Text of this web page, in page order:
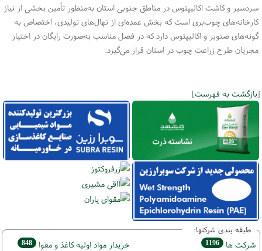
سردسیر و کاشت اکالیپتوس در مناطق جنوبی استان به‌منظور تأمین بخشی از نیاز
کارخانه‌های چوب‌بری است که بخش عمده‌ای از نهال‌های تولیدی، اختصاص به
گونه‌های صنوبر و اکالیپتوس دارد که در فصل مناسب به‌صورت رایگان در اختیار
مجریان طرح زراعت چوب در استان قرار می‌گیرد.
[بازگشت به فهرست]
طبقه بندی شرکتها:
شركت ها 1196 خريدار مواد اوليه كاغذ و مقوا 848